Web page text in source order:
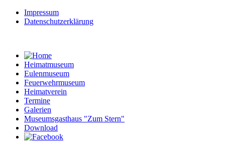
Impressum
Datenschutzerklärung
Heimatmuseum
Eulenmuseum
Feuerwehrmuseum
Heimatverein
Termine
Galerien
Museumsgasthaus "Zum Stern"
Download